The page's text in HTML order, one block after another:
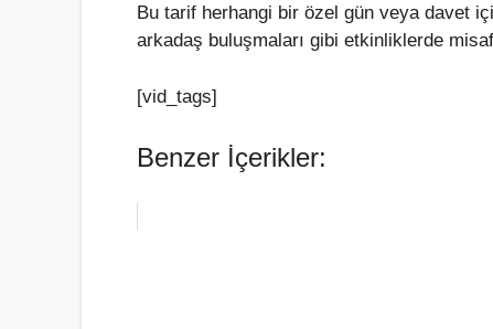
Bu tarif herhangi bir özel gün veya davet
arkadaş buluşmaları gibi etkinliklerde
[vid_tags]
Benzer İçerikler: